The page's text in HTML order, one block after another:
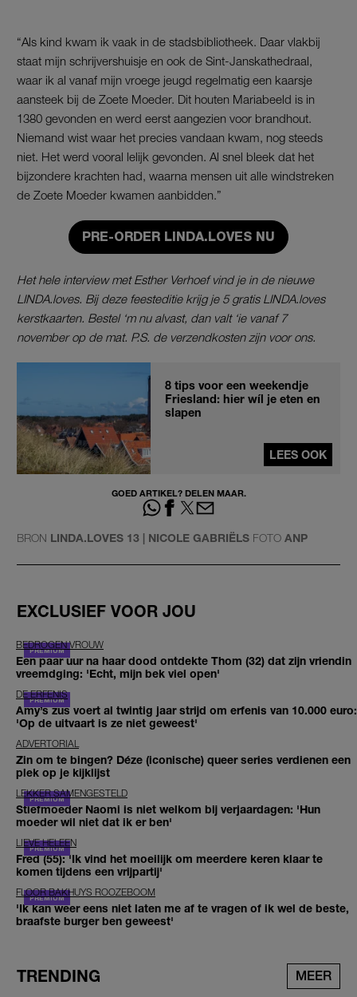
“Als kind kwam ik vaak in de stadsbibliotheek. Daar vlakbij
staat mijn schrijvershuisje en ook de Sint-Janskathedraal,
waar ik al vanaf mijn vroege jeugd regelmatig een kaarsje
aansteek bij de Zoete Moeder. Dit houten Mariabeeld is in
1380 gevonden en werd eerst aangezien voor brandhout.
Niemand wist waar het precies vandaan kwam, nog steeds
niet. Het werd vooral lelijk gevonden. Al snel bleek dat het
bijzondere krachten had, waarna mensen uit alle windstreken
de Zoete Moeder kwamen aanbidden.”
PRE-ORDER LINDA.LOVES NU
Het hele interview met Esther Verhoef vind je in de nieuwe
LINDA.loves. Bij deze feesteditie krijg je 5 gratis LINDA.loves
kerstkaarten. Bestel ‘m nu alvast, dan valt ‘ie vanaf 7
november op de mat. P.S. de verzendkosten zijn voor ons.
8 tips voor een weekendje
Friesland: hier wíl je eten en
slapen
LEES OOK
GOED ARTIKEL? DELEN MAAR.
BRON LINDA.LOVES 13 | NICOLE GABRIËLS FOTO ANP
EXCLUSIEF VOOR JOU
BEDROGEN VROUW
Een paar uur na haar dood ontdekte Thom (32) dat zijn vriendin
vreemdging: 'Echt, mijn bek viel open'
DE ERFENIS
Amy’s zus voert al twintig jaar strijd om erfenis van 10.000 euro:
'Op de uitvaart is ze niet geweest'
ADVERTORIAL
Zin om te bingen? Déze (iconische) queer series verdienen een
plek op je kijklijst
LEKKER SAMENGESTELD
Stiefmoeder Naomi is niet welkom bij verjaardagen: 'Hun
moeder wil niet dat ik er ben'
LIEVE HELEEN
Fred (55): 'Ik vind het moeilijk om meerdere keren klaar te
komen tijdens een vrijpartij'
FLOOR BAKHUYS ROOZEBOOM
'Ik kan weer eens niet laten me af te vragen of ik wel de beste,
braafste burger ben geweest'
TRENDING MEER